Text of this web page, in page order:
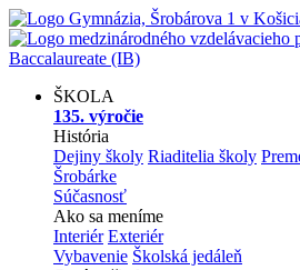
ŠKOLA
135. výročie
História
Dejiny školy Riaditelia školy
Šrobárke
Súčasnosť
Ako sa meníme
Interiér Exteriér
Vybavenie Školská jedáleň